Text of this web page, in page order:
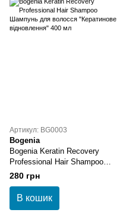
Артикул: BG0003
Bogenia
Bogenia Keratin Recovery
Professional Hair Shampoo
Шампунь для волосся
"Кератинове відновлення" 400
мл
280 грн
В кошик